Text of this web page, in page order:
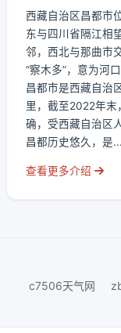
西藏自治区昌都市
东与四川省隔江相
邻，西北与那曲市
“察木多”，意为河
昌都市是西藏自治
里，截至2022年末
确，受西藏自治区
昌都历史悠久，是...
查看更多介绍
c7506天气网